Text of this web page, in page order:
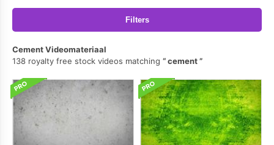
Filters
Cement Videomateriaal
138 royalty free stock videos matching
cement